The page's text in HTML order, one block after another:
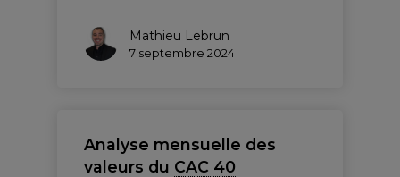
Mathieu Lebrun
7 septembre 2024
Analyse mensuelle des
valeurs du CAC 40